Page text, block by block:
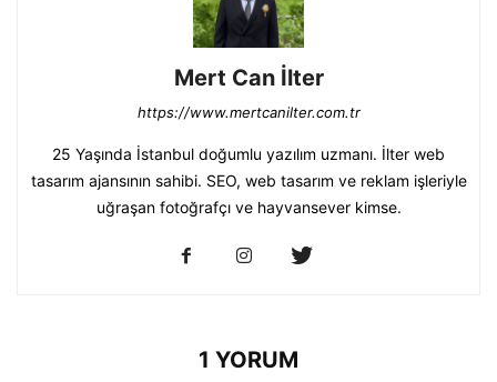
Mert Can İlter
https://www.mertcanilter.com.tr
25 Yaşında İstanbul doğumlu yazılım uzmanı. İlter web
tasarım ajansının sahibi. SEO, web tasarım ve reklam işleriyle
uğraşan fotoğrafçı ve hayvansever kimse.
1 YORUM